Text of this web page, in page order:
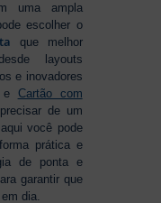
uma ampla
escolher o
que melhor
layouts
e inovadores
e Cartão com
de um
você pode
prática e
de ponta e
garantir que
dia.